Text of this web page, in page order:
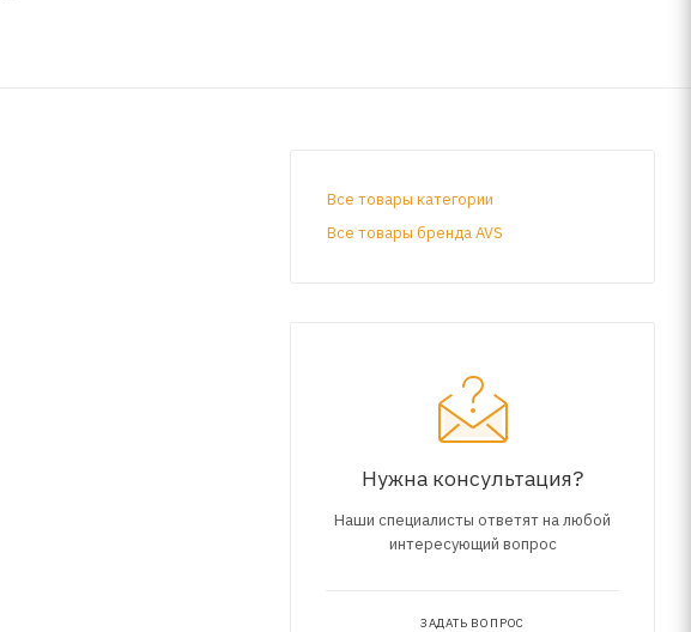
Все товары категории
Все товары бренда AVS
Нужна консультация?
Наши специалисты ответят на любой
интересующий вопрос
ЗАДАТЬ ВОПРОС